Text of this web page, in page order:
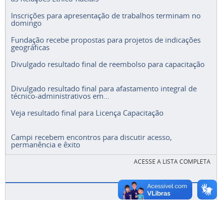
Inscrições para apresentação de trabalhos terminam no
domingo
Fundação recebe propostas para projetos de indicações
geográficas
Divulgado resultado final de reembolso para capacitação
Divulgado resultado final para afastamento integral de
técnico-administrativos em...
Veja resultado final para Licença Capacitação
Campi recebem encontros para discutir acesso,
permanência e êxito
ACESSE A LISTA COMPLETA